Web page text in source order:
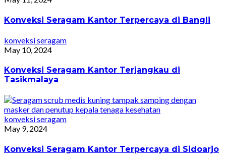
Konveksi Seragam Kantor Terpercaya di Bangli
konveksi seragam
May 10, 2024
Konveksi Seragam Kantor Terjangkau di
Tasikmalaya
konveksi seragam
May 9, 2024
Konveksi Seragam Kantor Terpercaya di Sidoarjo